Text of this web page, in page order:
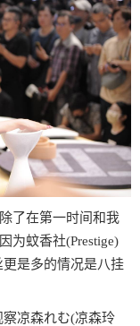
了在第一时间和我
为蚊香社(Prestige)
是多的情况是八挂
凉森れむ(凉森玲